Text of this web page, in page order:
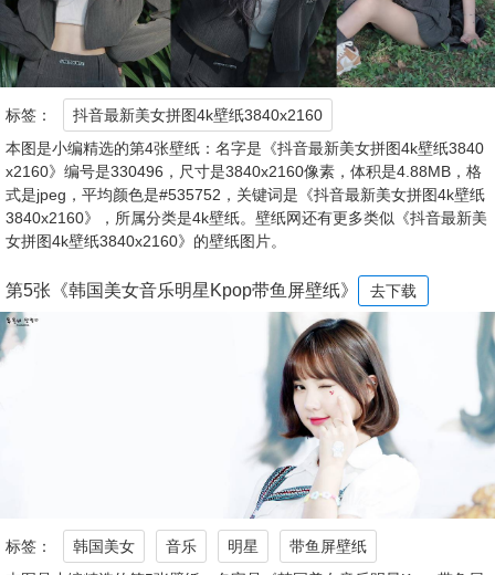
标签：
抖音最新美女拼图4k壁纸3840x2160
本图是小编精选的第4张壁纸：名字是《抖音最新美女拼图4k壁纸3840
x2160》编号是330496，尺寸是3840x2160像素，体积是4.88MB，格
式是jpeg，平均颜色是#535752，关键词是《抖音最新美女拼图4k壁纸
3840x2160》，所属分类是4k壁纸。壁纸网还有更多类似《抖音最新美
女拼图4k壁纸3840x2160》的壁纸图片。
第5张《韩国美女音乐明星Kpop带鱼屏壁纸》 去下载
标签： 韩国美女 音乐 明星
带鱼屏壁纸